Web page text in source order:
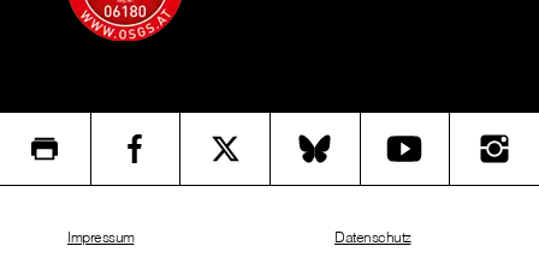
Impressum Datenschutz